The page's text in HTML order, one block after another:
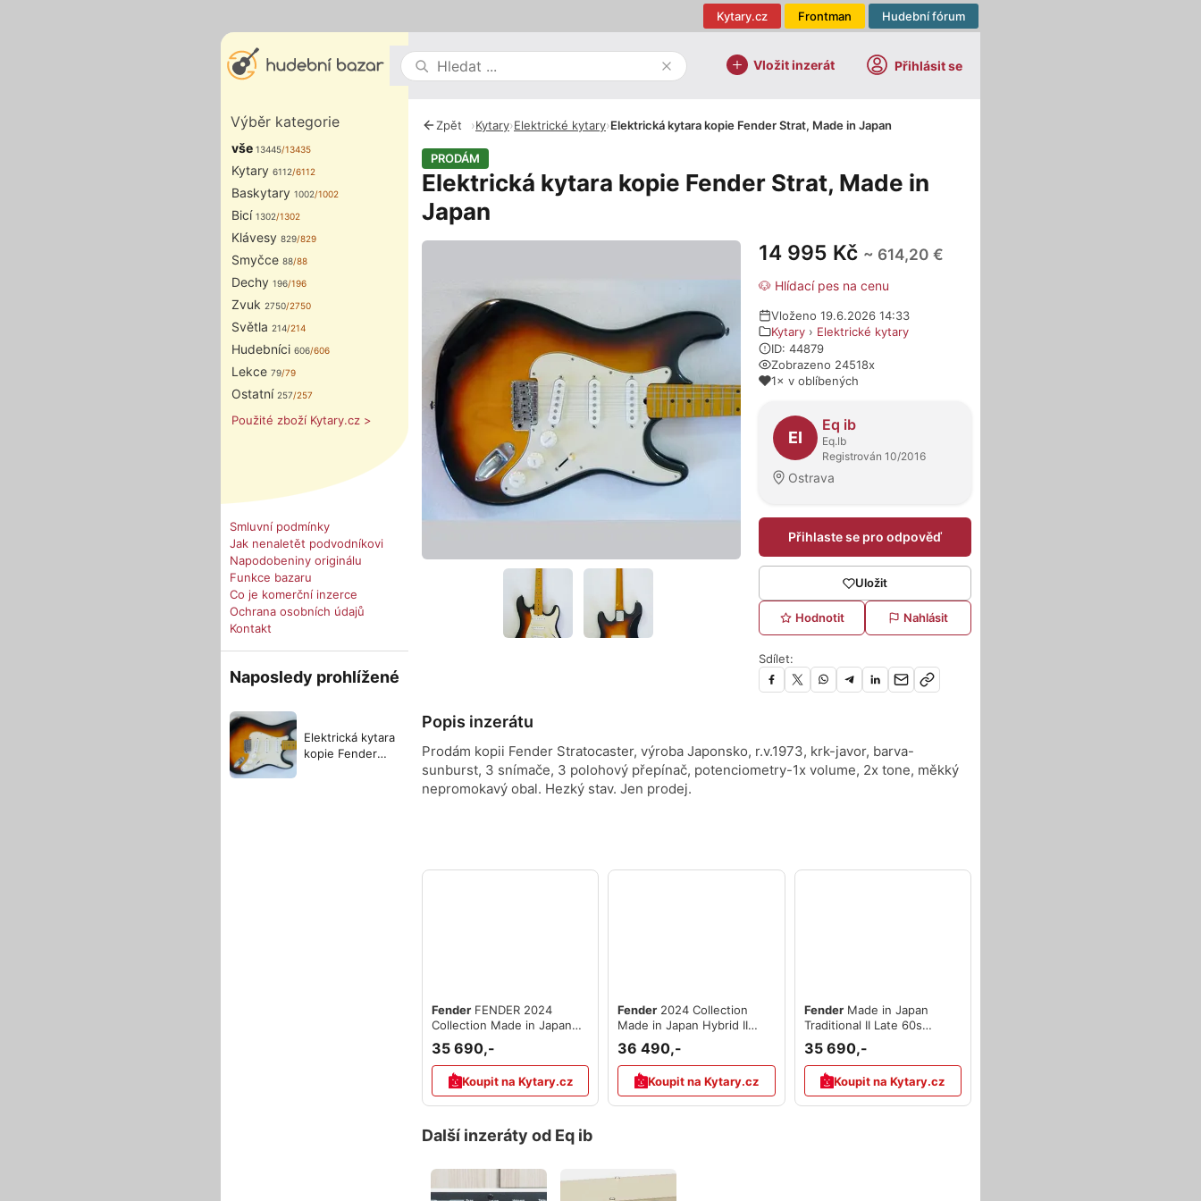
Hudební fórum
Frontman
Kytary.cz
Vložit inzerát Přihlásit se
Výběr kategorie
vše 13445/13435
Kytary 6112/6112
Baskytary 1002/1002
Bicí 1302/1302
Klávesy 829/829
Smyčce 88/88
Dechy 196/196
Zvuk 2750/2750
Světla 214/214
Hudebníci 606/606
Lekce 79/79
Ostatní 257/257
Použité zboží Kytary.cz >
Smluvní podmínky
Jak nenaletět podvodníkovi
Napodobeniny originálu
Funkce bazaru
Co je komerční inzerce
Ochrana osobních údajů
Kontakt
Naposledy prohlížené
Elektrická kytara
kopie Fender
Zpět ›Kytary›Elektrické kytary›Elektrická kytara kopie Fender Strat, Made in Japan
PRODÁM
Elektrická kytara kopie Fender Strat, Made in
Japan
14 995 Kč ~ 614,20 €
🐶 Hlídací pes na cenu
Vloženo 19.6.2026 14:33
Kytary › Elektrické kytary
ID: 44879
Zobrazeno 24518x
1× v oblíbených
O prodejci
EI
Eq ib
Eq.Ib
Registrován 10/2016
Ostrava
Přihlaste se pro odpověď
Uložit
Hodnotit Nahlásit
Sdílet:
Popis inzerátu
Prodám kopii Fender Stratocaster, výroba Japonsko, r.v.1973, krk-javor, barva-
sunburst, 3 snímače, 3 polohový přepínač, potenciometry-1x volume, 2x tone, měkký
nepromokavý obal. Hezký stav. Jen prodej.
Fender FENDER 2024
Collection Made in Japan
Hybrid II Stratocaster HSH
35 690,-
Koupit na Kytary.cz
Fender 2024 Collection
Made in Japan Hybrid II
Stratocaster HSH MN 3CS
36 490,-
Koupit na Kytary.cz
Fender Made in Japan
Traditional II Late 60s
Stratocaster RW SB
35 690,-
Koupit na Kytary.cz
Další inzeráty od Eq ib